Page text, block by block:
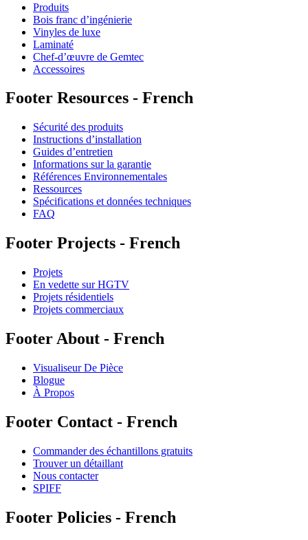
Produits
Bois franc d’ingénierie
Vinyles de luxe
Laminaté
Chef-d’œuvre de Gemtec
Accessoires
Footer Resources - French
Sécurité des produits
Instructions d’installation
Guides d’entretien
Informations sur la garantie
Références Environnementales
Ressources
Spécifications et données techniques
FAQ
Footer Projects - French
Projets
En vedette sur HGTV
Projets résidentiels
Projets commerciaux
Footer About - French
Visualiseur De Pièce
Blogue
À Propos
Footer Contact - French
Commander des échantillons gratuits
Trouver un détaillant
Nous contacter
SPIFF
Footer Policies - French